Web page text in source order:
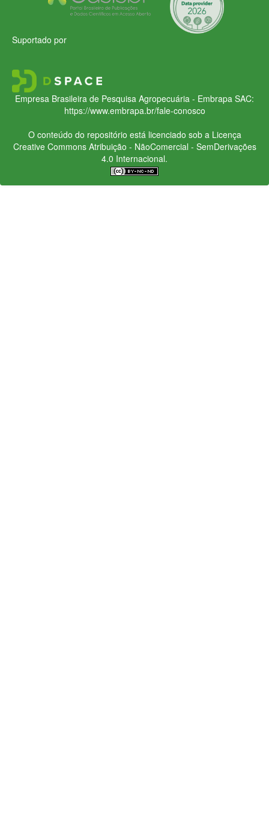
Suportado por
Empresa Brasileira de Pesquisa Agropecuária - Embrapa SAC:
https://www.embrapa.br/fale-conosco
O conteúdo do repositório está licenciado sob a Licença
Creative CommonsAtribuição - NãoComercial - SemDerivações
4.0 Internacional.